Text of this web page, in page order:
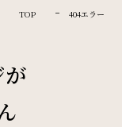
TOP 404エラー
が